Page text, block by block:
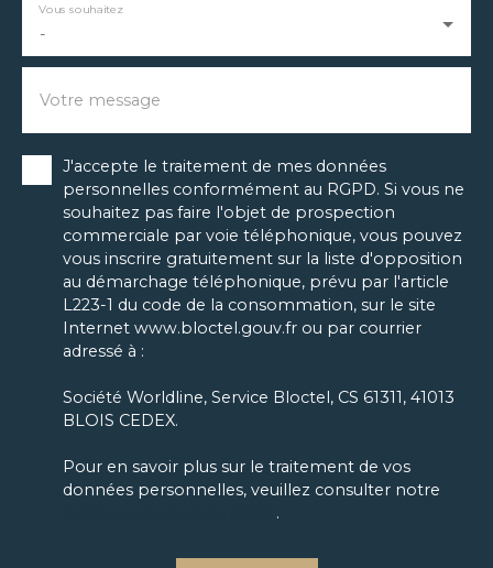
-
Vous souhaitez
Votre message
J'accepte le traitement de mes données
personnelles conformément au RGPD. Si vous ne
souhaitez pas faire l'objet de prospection
commerciale par voie téléphonique, vous pouvez
vous inscrire gratuitement sur la liste d'opposition
au démarchage téléphonique, prévu par l'article
L223-1 du code de la consommation, sur le site
Internet www.bloctel.gouv.fr ou par courrier
adressé à :
Société Worldline, Service Bloctel, CS 61311, 41013
BLOIS CEDEX.
Pour en savoir plus sur le traitement de vos
données personnelles, veuillez consulter notre
.